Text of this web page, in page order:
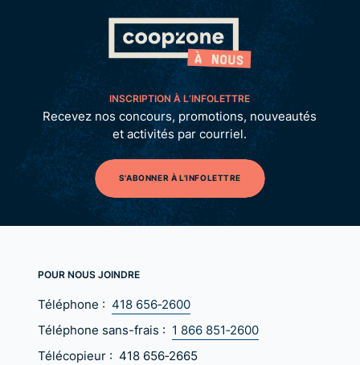
INSCRIPTION À L’INFOLETTRE
Recevez nos concours, promotions, nouveautés
et activités par courriel.
S'ABONNER À L'INFOLETTRE
POUR NOUS JOINDRE
Téléphone : 418 656‑2600
Téléphone sans-frais : 1 866 851‑2600
Télécopieur : 418 656‑2665